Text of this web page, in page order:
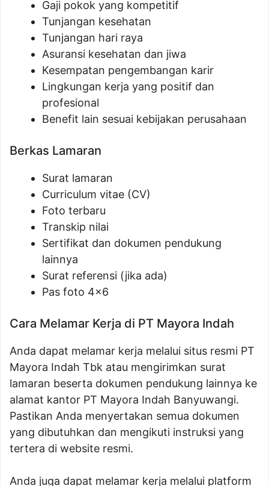
Gaji pokok yang kompetitif
Tunjangan kesehatan
Tunjangan hari raya
Asuransi kesehatan dan jiwa
Kesempatan pengembangan karir
Lingkungan kerja yang positif dan
profesional
Benefit lain sesuai kebijakan perusahaan
Berkas Lamaran
Surat lamaran
Curriculum vitae (CV)
Foto terbaru
Transkip nilai
Sertifikat dan dokumen pendukung
lainnya
Surat referensi (jika ada)
Pas foto 4×6
Cara Melamar Kerja di PT Mayora Indah
Anda dapat melamar kerja melalui situs resmi PT
Mayora Indah Tbk atau mengirimkan surat
lamaran beserta dokumen pendukung lainnya ke
alamat kantor PT Mayora Indah Banyuwangi.
Pastikan Anda menyertakan semua dokumen
yang dibutuhkan dan mengikuti instruksi yang
tertera di website resmi.
Anda juga dapat melamar kerja melalui platform